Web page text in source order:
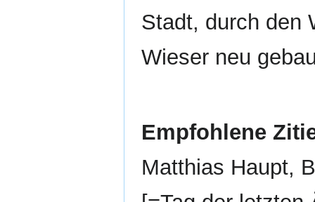
Stadt, durch den
Wieser neu
Empfohlene
Matthias Haupt,